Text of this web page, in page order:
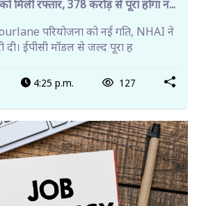
मिली रफ्तार, 378 करोड़ से पूरा होगा न...
परियोजना को नई गति, NHAI ने
ईपीसी मॉडल से जल्द पूरा ह
4:25 p.m. 127